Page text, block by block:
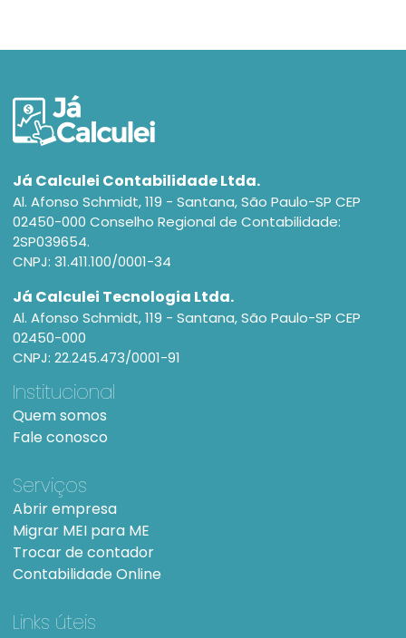
Já Calculei Contabilidade Ltda.
Al. Afonso Schmidt, 119 - Santana, São Paulo-SP CEP
02450-000 Conselho Regional de Contabilidade:
2SP039654.
CNPJ: 31.411.100/0001-34
Já Calculei Tecnologia Ltda.
Al. Afonso Schmidt, 119 - Santana, São Paulo-SP CEP
02450-000
CNPJ: 22.245.473/0001-91
Institucional
Quem somos
Fale conosco
Serviços
Abrir empresa
Migrar MEI para ME
Trocar de contador
Contabilidade Online
Links úteis